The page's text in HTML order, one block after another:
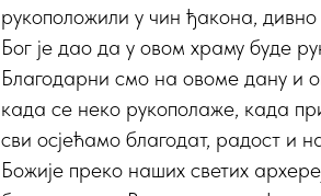
рукоположили у чин ђакона,
Бог је дао да у овом храму буде
Благодарни смо на овоме дану и
када се неко рукополаже, када
сви осјећамо благодат, радост и
Божије преко наших светих